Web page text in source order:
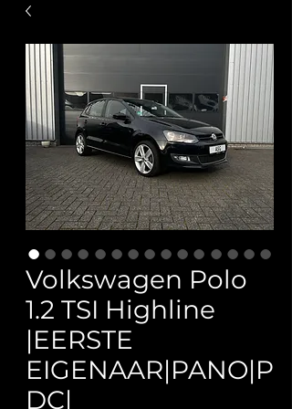
Volkswagen Polo
1.2 TSI Highline
|EERSTE
EIGENAAR|PANO|P
DC|